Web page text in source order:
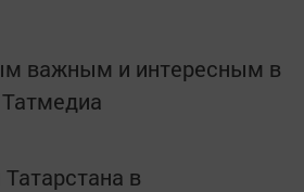
важным и интересным в
Татмедиа
в